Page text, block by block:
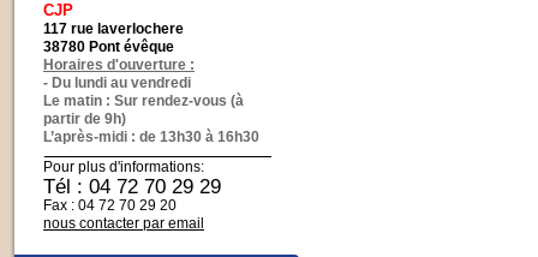
CJP
117 rue laverlochere
38780 Pont évêque
Horaires d'ouverture :
- Du lundi au vendredi
Le matin : Sur rendez-vous (à
partir de 9h)
L’après-midi : de 13h30 à 16h30
Pour plus d'informations:
Tél : 04 72 70 29 29
Fax : 04 72 70 29 20
nous contacter par email